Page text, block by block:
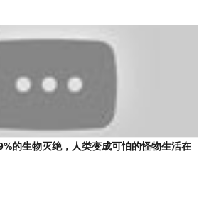
的生物灭绝，人类变成可怕的怪物生活在